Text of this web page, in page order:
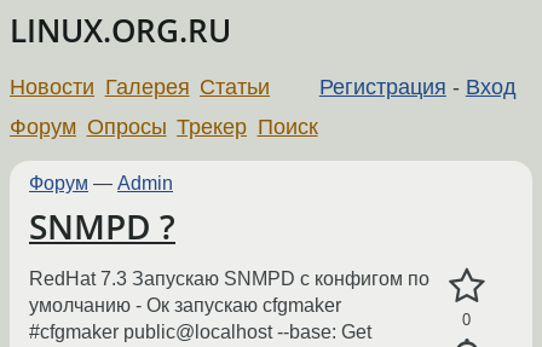
LINUX.ORG.RU
Регистрация - Вход
Новости Галерея Статьи
Форум Опросы Трекер Поиск
Форум — Admin
SNMPD ?
0
RedHat 7.3 Запускаю SNMPD с конфигом по
умолчанию - Ок запускаю cfgmaker
#cfgmaker public@localhost --base: Get